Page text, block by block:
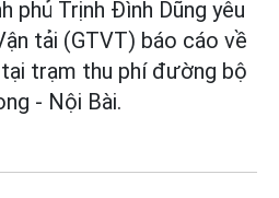
phủ Trịnh Đình Dũng yêu
tải (GTVT) báo cáo về
trạm thu phí đường bộ
- Nội Bài.